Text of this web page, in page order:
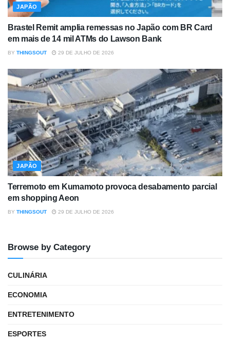
JAPÃO
Brastel Remit amplia remessas no Japão com BR Card
em mais de 14 mil ATMs do Lawson Bank
BY THINGSOUT 29 DE JULHO DE 2026
JAPÃO
Terremoto em Kumamoto provoca desabamento parcial
em shopping Aeon
BY THINGSOUT 29 DE JULHO DE 2026
Browse by Category
CULINÁRIA
ECONOMIA
ENTRETENIMENTO
ESPORTES